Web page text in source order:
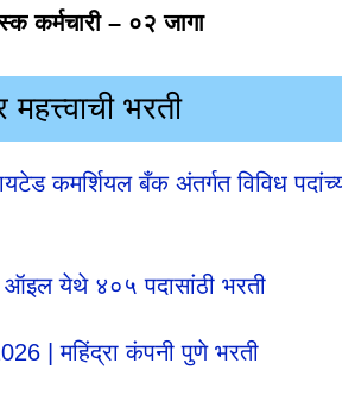
कर्मचारी – ०२ जागा
महत्त्वाची भरती
कमर्शियल बँक अंतर्गत विविध
येथे ४०५ पदासांठी भरती
| महिंद्रा कंपनी पुणे भरती